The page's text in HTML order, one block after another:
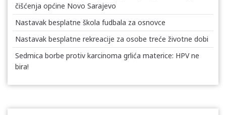
čišćenja općine Novo Sarajevo
Nastavak besplatne škola fudbala za osnovce
Nastavak besplatne rekreacije za osobe treće životne dobi
Sedmica borbe protiv karcinoma grlića materice: HPV ne
bira!